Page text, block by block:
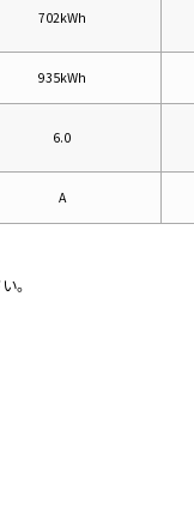
702kWh
935kWh
6.0
A
。